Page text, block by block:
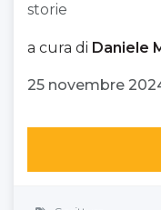
storie
a cura di Daniele
25 novembre